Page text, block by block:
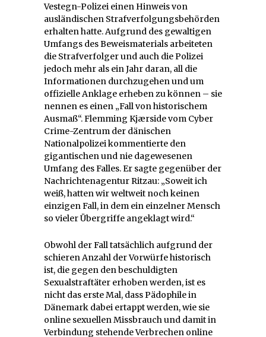
Vestegn-Polizei einen Hinweis von
ausländischen Strafverfolgungsbehörden
erhalten hatte. Aufgrund des gewaltigen
Umfangs des Beweismaterials arbeiteten
die Strafverfolger und auch die Polizei
jedoch mehr als ein Jahr daran, all die
Informationen durchzugehen und um
offizielle Anklage erheben zu können – sie
nennen es einen „Fall von historischem
Ausmaß“. Flemming Kjærside vom Cyber
Crime-Zentrum der dänischen
Nationalpolizei kommentierte den
gigantischen und nie dagewesenen
Umfang des Falles. Er sagte gegenüber der
Nachrichtenagentur Ritzau: „Soweit ich
weiß, hatten wir weltweit noch keinen
einzigen Fall, in dem ein einzelner Mensch
so vieler Übergriffe angeklagt wird.“
Obwohl der Fall tatsächlich aufgrund der
schieren Anzahl der Vorwürfe historisch
ist, die gegen den beschuldigten
Sexualstraftäter erhoben werden, ist es
nicht das erste Mal, dass Pädophile in
Dänemark dabei ertappt werden, wie sie
online sexuellen Missbrauch und damit in
Verbindung stehende Verbrechen online